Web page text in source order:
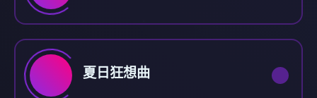
夏日狂想曲